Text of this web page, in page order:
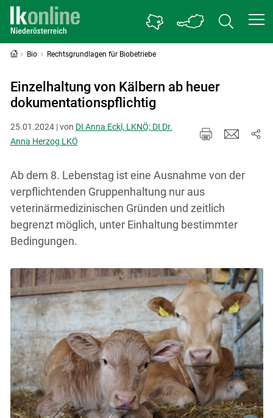
Bio Rechtsgrundlagen für Biobetriebe
Einzelhaltung von Kälbern ab heuer
dokumentationspflichtig
25.01.2024 | von DI Anna Eckl, LKNÖ; DI Dr.
Anna Herzog LKÖ
Ab dem 8. Lebenstag ist eine Ausnahme von der
verpflichtenden Gruppenhaltung nur aus
veterinärmedizinischen Gründen und zeitlich
begrenzt möglich, unter Einhaltung bestimmter
Bedingungen.